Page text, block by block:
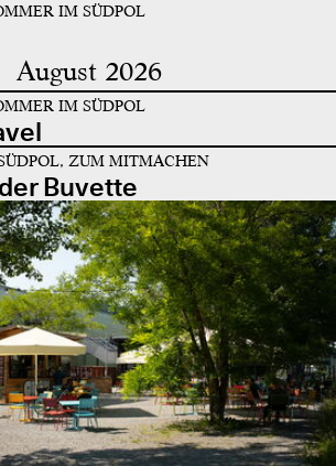
IM SÜDPOL
August 2026
IM SÜDPOL
ZUM MITMACHEN
Buvette